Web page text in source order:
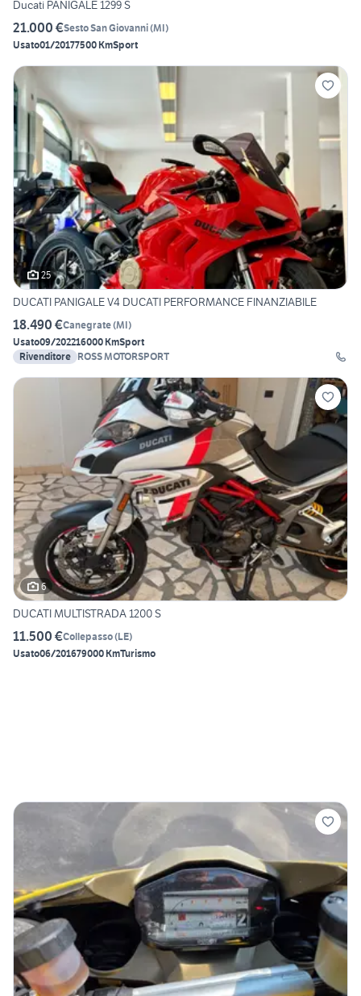
Ducati PANIGALE 1299 S
21.000 €Sesto San Giovanni(MI)
Usato01/20177500 KmSport
25
DUCATI PANIGALE V4 DUCATI PERFORMANCE FINANZIABILE
18.490 €Canegrate(MI)
Usato09/202216000 KmSport
Rivenditore ROSS MOTORSPORT
6
DUCATI MULTISTRADA 1200 S
11.500 €Collepasso(LE)
Usato06/201679000 KmTurismo